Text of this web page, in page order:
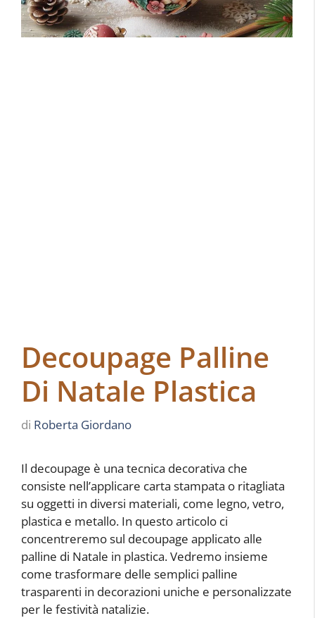
Decoupage Palline
Di Natale Plastica
di Roberta Giordano
Il decoupage è una tecnica decorativa che
consiste nell’applicare carta stampata o ritagliata
su oggetti in diversi materiali, come legno, vetro,
plastica e metallo. In questo articolo ci
concentreremo sul decoupage applicato alle
palline di Natale in plastica. Vedremo insieme
come trasformare delle semplici palline
trasparenti in decorazioni uniche e personalizzate
per le festività natalizie.